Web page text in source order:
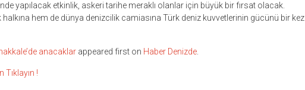
yapılacak etkinlik, askeri tarihe meraklı olanlar için büyük bir fırsat olacak.
halkına hem de dünya denizcilik camiasına Türk deniz kuvvetlerinin gücünü bir kez
anacaklarappeared first on Haber Denizde.
Tıklayın !